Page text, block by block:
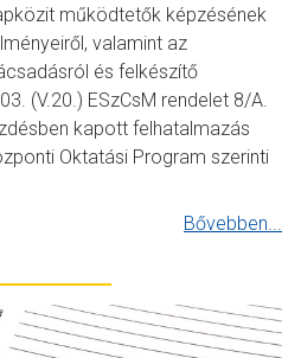
működtetők képzésének
valamint az
és felkészítő
(V.20.) ESzCsM rendelet 8/A.
kapott felhatalmazás
Oktatási Program szerinti
Bővebben...